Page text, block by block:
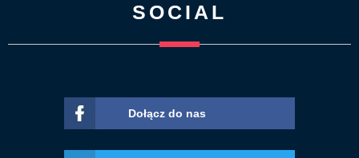
SOCIAL
Dołącz do nas